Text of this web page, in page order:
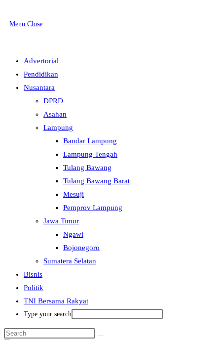
Menu Close
Advertorial
Pendidikan
Nusantara
DPRD
Asahan
Lampung
Bandar Lampung
Lampung Tengah
Tulang Bawang
Tulang Bawang Barat
Mesuji
Pemprov Lampung
Jawa Timur
Ngawi
Bojonegoro
Sumatera Selatan
Bisnis
Politik
TNI Bersama Rakyat
Type your search